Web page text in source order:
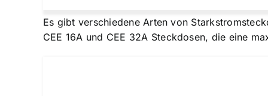
Es gibt verschiedene Arten von
CEE 16A und CEE 32A Steckdosen, die eine